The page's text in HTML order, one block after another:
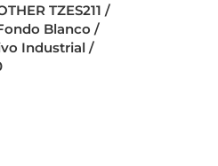
TZES211 /
Blanco /
Industrial /